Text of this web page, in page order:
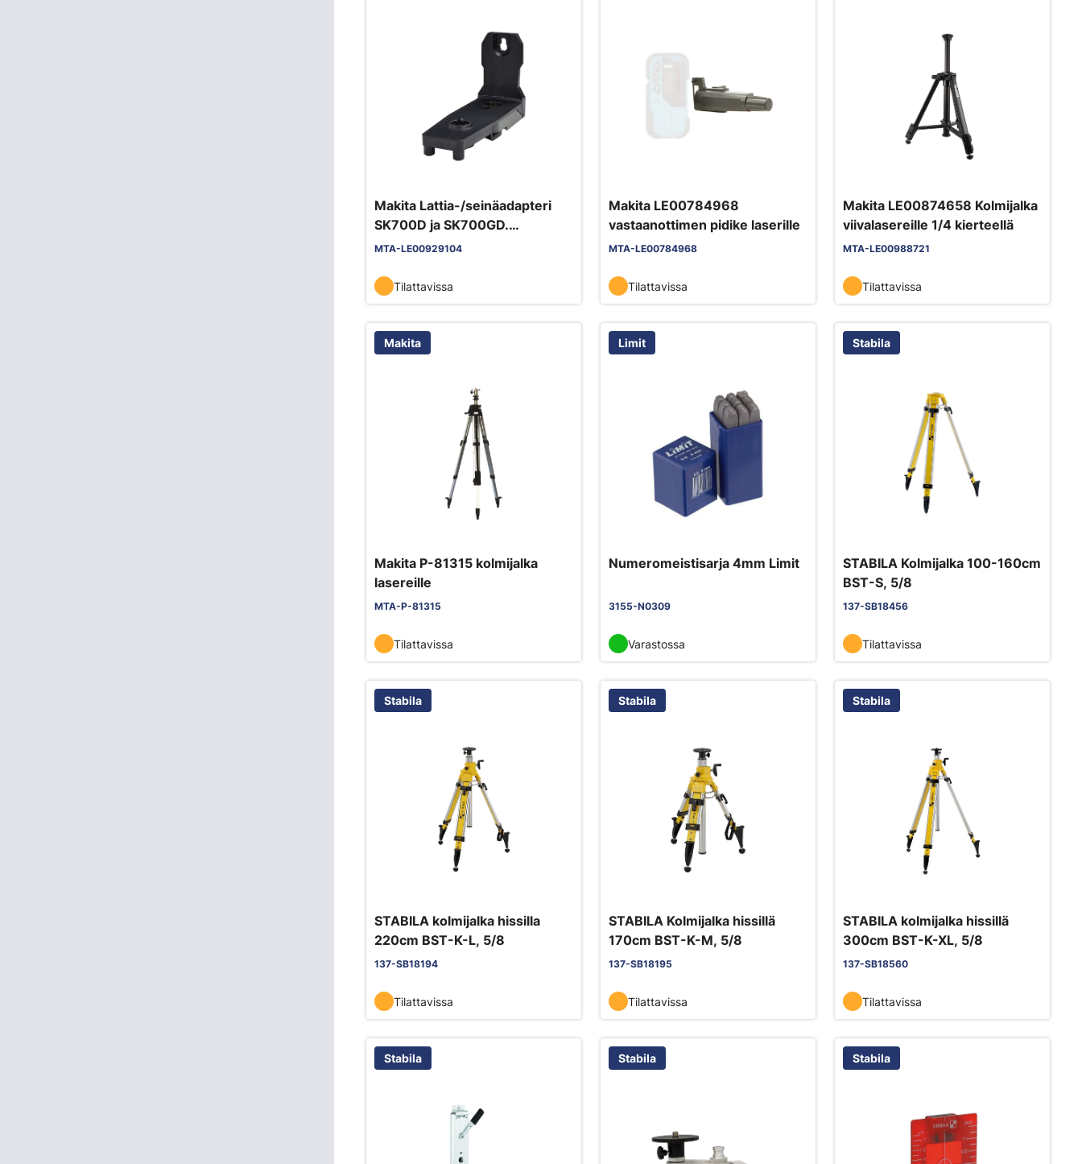
Makita Lattia-/seinäadapteri
SK700D ja SK700GD.
Magneetti- ja ruuvikiinnitys
jalustoja varten
MTA-LE00929104
Tilattavissa
Makita LE00784968
vastaanottimen pidike laserille
MTA-LE00784968
Tilattavissa
Makita LE00874658 Kolmijalka
viivalasereille 1/4 kierteellä
MTA-LE00988721
Tilattavissa
Makita
Makita P-81315 kolmijalka
lasereille
MTA-P-81315
Tilattavissa
Limit
Numeromeistisarja 4mm Limit
3155-N0309
Varastossa
Stabila
STABILA Kolmijalka 100-160cm
BST-S, 5/8
137-SB18456
Tilattavissa
Stabila
STABILA kolmijalka hissilla
220cm BST-K-L, 5/8
137-SB18194
Tilattavissa
Stabila
STABILA Kolmijalka hissillä
170cm BST-K-M, 5/8
137-SB18195
Tilattavissa
Stabila
STABILA kolmijalka hissillä
300cm BST-K-XL, 5/8
137-SB18560
Tilattavissa
Stabila Stabila Stabila